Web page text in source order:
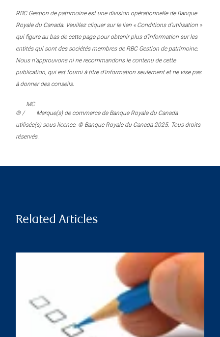
RBC Gestion de patrimoine est une division opérationnelle de Banque
Royale du Canada. Veuillez cliquer sur le lien « Conditions d’utilisation »
qui figure au bas de cette page pour obtenir plus d’information sur les
entités qui sont des sociétés membres de RBC Gestion de patrimoine.
Nous n’approuvons ni ne recommandons le contenu de cette
publication, qui est fourni à titre d’information seulement et ne vise pas
à donner des conseils.
® /
MC
Marque(s) de commerce de Banque Royale du Canada
utilisée(s) sous licence. © Banque Royale du Canada 2025. Tous droits
réservés.
Related Articles